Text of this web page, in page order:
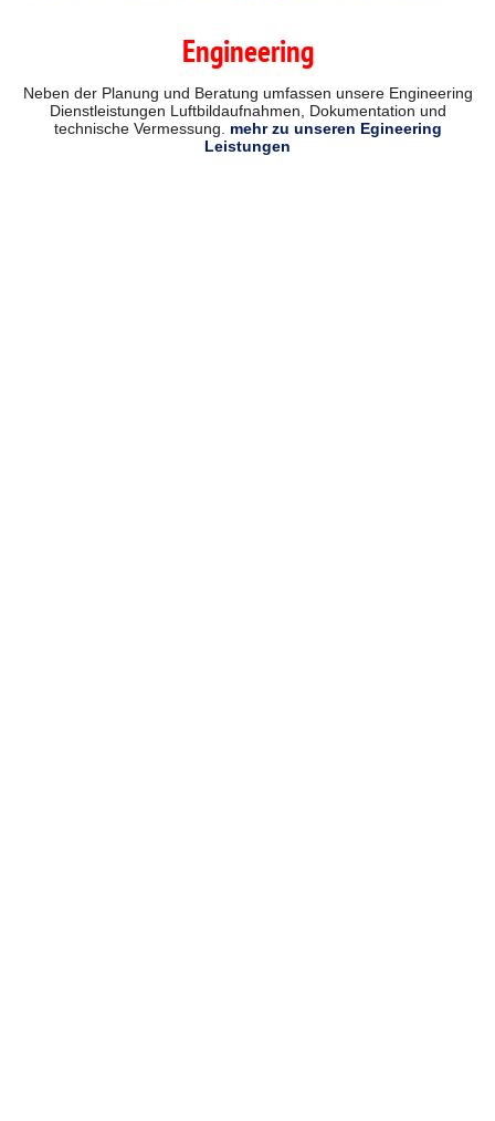
Engineering
Neben der Planung und Beratung umfassen unsere Engineering
Dienstleistungen Luftbildaufnahmen, Dokumentation und
technische Vermessung. mehr zu unseren Egineering
Leistungen